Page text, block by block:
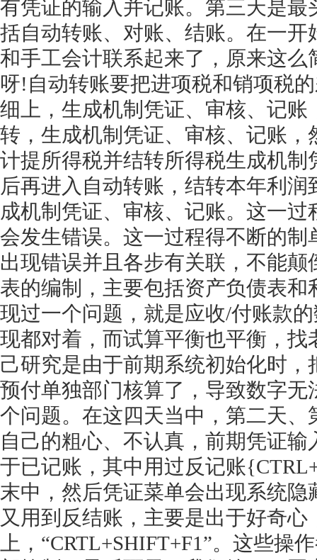
有凭证的输入并记账。第三天是最
括自动转账、对账、结账。在一开
和手工会计联系起来了，原来这么
呀!自动转账要把进项税和销项税
细上，生成机制凭证、审核、记账
转，生成机制凭证、审核、记账，
计提所得税并结转所得税生成机制
后再进入自动转账，结转本年利
成机制凭证、审核、记账。这一
会发生错误。这一过程得不断的制
出现错误并且各步有关联，不能
表的编制，主要包括资产负债表
现过一个问题，就是应收/付账款
现都对着，而试算平衡也平衡，找
己研究是由于前期系统初始化时
预付单独部门核算了，导致数字无
个问题。在这四天当中，第二天、
自己的粗心、不认真，前期凭证
于已记账，其中用过反记账
末中，然后凭证菜单会出现系统
又用到反结账，主要是出于好奇
上，“CRTL+SHIFT+F1”。这些操